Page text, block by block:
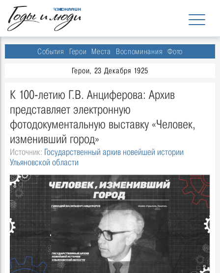
События Герои Места Воспоминания Фото
Герои, 23 Декабря 1925
К 100-летию Г.В. Анциферова: Архив
представляет электронную
фотодокументальную выставку «Человек,
изменивший город»
Источник: Государственный архив новейшей истории
Ульяновской области